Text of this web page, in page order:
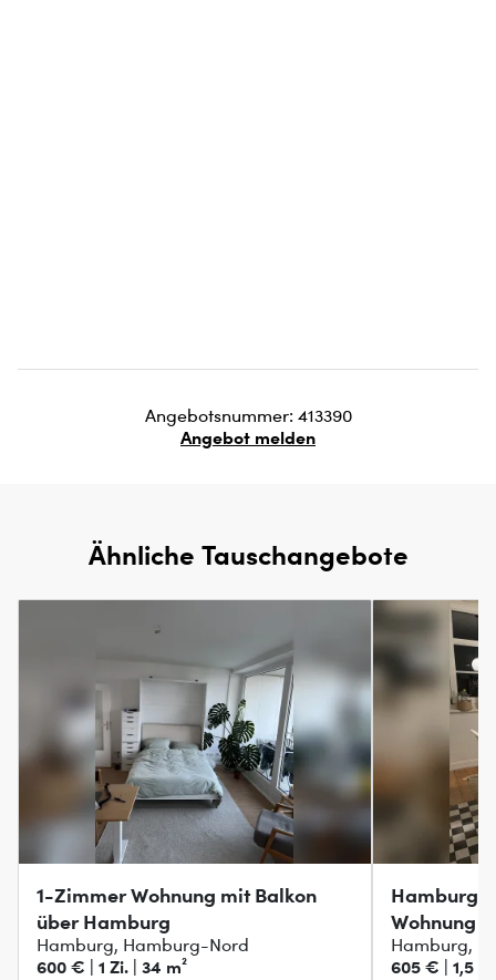
Angebotsnummer: 413390
Angebot melden
Ähnliche Tauschangebote
1-Zimmer Wohnung mit Balkon
über Hamburg
Hamburg, Hamburg-Nord
600 € | 1 Zi. | 34 m²
Hamburg-
Wohnung
Hamburg,
605 € | 1,5